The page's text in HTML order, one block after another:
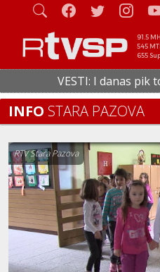
91.5
545
655
VESTI: I danas pik
INFO STARA PAZOVA
RTV Stara Pazova